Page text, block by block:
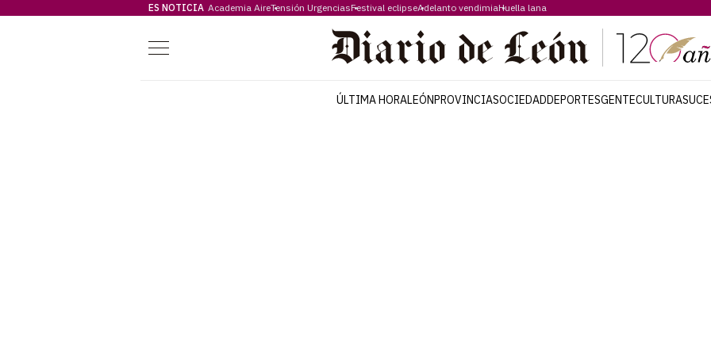
ES NOTICIA Academia AireTensión UrgenciasFestival eclipseAdelanto vendimiaHuella lana
Menú
ÚLTIMA HORALEÓNPROVINCIASOCIEDADDEPORTESGENTECULTURA